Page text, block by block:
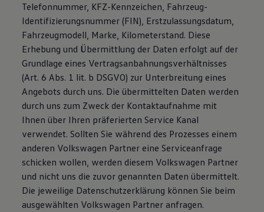
Telefonnummer, KFZ-Kennzeichen, Fahrzeug-
Identifizierungsnummer (FIN), Erstzulassungsdatum,
Fahrzeugmodell, Marke, Kilometerstand. Diese
Erhebung und Übermittlung der Daten erfolgt auf der
Grundlage eines Vertragsanbahnungsverhältnisses
(Art. 6 Abs. 1 lit. b DSGVO) zur Unterbreitung eines
Angebots durch uns. Die übermittelten Daten werden
durch uns zum Zweck der Kontaktaufnahme mit
Ihnen über Ihren präferierten Service Kanal
verwendet. Sollten Sie während des Prozesses einem
anderen Volkswagen Partner eine Serviceanfrage
schicken wollen, werden diesem Volkswagen Partner
und nicht uns die zuvor genannten Daten übermittelt.
Die jeweilige Datenschutzerklärung können Sie beim
ausgewählten Volkswagen Partner anfragen.